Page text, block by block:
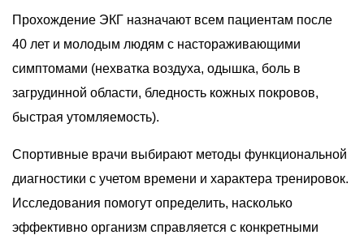
Прохождение ЭКГ назначают всем пациентам после
40 лет и молодым людям с настораживающими
симптомами (нехватка воздуха, одышка, боль в
загрудинной области, бледность кожных покровов,
быстрая утомляемость).
Спортивные врачи выбирают методы функциональной
диагностики с учетом времени и характера тренировок.
Исследования помогут определить, насколько
эффективно организм справляется с конкретными